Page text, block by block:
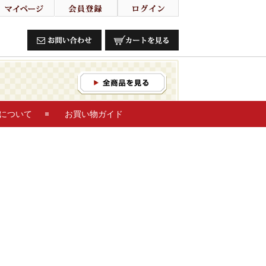
ついて お買い物ガイド